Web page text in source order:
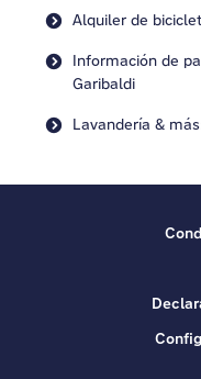
Alquiler de
Información de
Garibaldi
Lavandería &